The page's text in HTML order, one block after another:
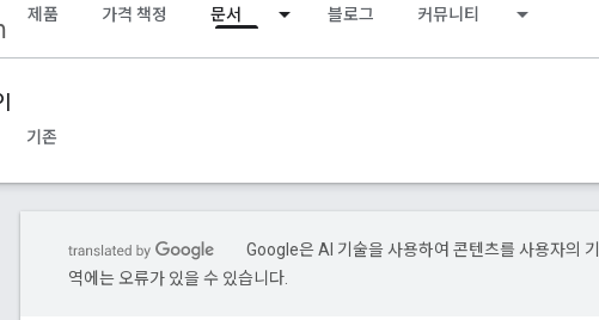
제품 가격 책정 문서 블로그 커뮤니티
기존
Google은 AI 기술을 사용하여 콘텐츠를 사용자의
역에는 오류가 있을 수 있습니다.